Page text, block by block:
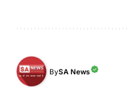
BySA News